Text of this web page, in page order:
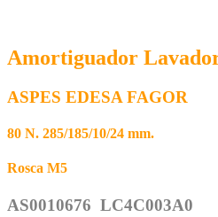
Amortiguador
ASPES EDESA FAGOR
80 N. 285/185/10/24 mm.
Rosca M5
AS0010676 LC4C003A0